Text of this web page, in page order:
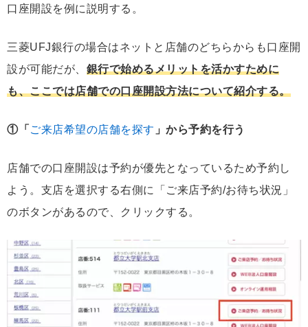
口座開設を例に説明する。
三菱UFJ銀行の場合はネットと店舗のどちらからも口座開
設が可能だが、 銀行で始めるメリットを活かすために
も、ここでは店舗での口座開設方法について紹介する。
①「 ご来店希望の店舗を探す 」から予約を行う
店舗での口座開設は予約が優先となっているため予約し
よう。支店を選択する右側に「ご来店予約/お待ち状況」
のボタンがあるので、クリックする。